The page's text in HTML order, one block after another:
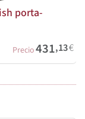
porta-
Precio431,13€